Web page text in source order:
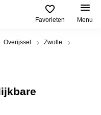
Favorieten Menu
Overijssel
Zwolle